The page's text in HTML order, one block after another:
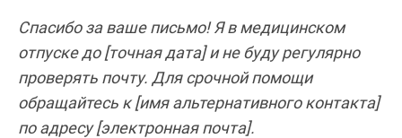
Спасибо за ваше письмо! Я в медицинском
отпуске до [точная дата] и не буду регулярно
проверять почту. Для срочной помощи
обращайтесь к [имя альтернативного контакта]
по адресу [электронная почта].